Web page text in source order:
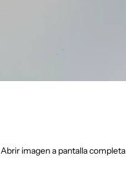
Abrir imagen a pantalla completa